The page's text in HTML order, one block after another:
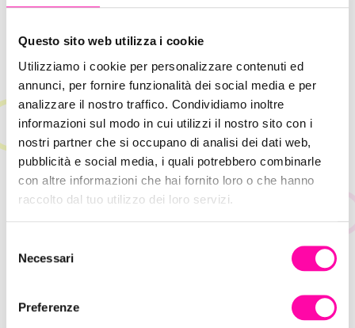
Questo sito web utilizza i cookie
Utilizziamo i cookie per personalizzare contenuti ed
annunci, per fornire funzionalità dei social media e per
analizzare il nostro traffico. Condividiamo inoltre
informazioni sul modo in cui utilizzi il nostro sito con i
nostri partner che si occupano di analisi dei dati web,
pubblicità e social media, i quali potrebbero combinarle
con altre informazioni che hai fornito loro o che hanno
raccolto dal tuo utilizzo dei loro servizi.
Necessari
Preferenze
meglio
Le agenzie digitali stanno ridefinendo il
concetto di lavoro,integrando flessibilità,
creatività e tecnologia per affrontare le sfide
del mercato moderno. Collaborare con
partner
digitali esperti
, come la Digital Agency IPROV,
essenziale per le aziende che desiderano
consente
concentrarsi sul proprio core
business, migliorare l’efficienza operativa e